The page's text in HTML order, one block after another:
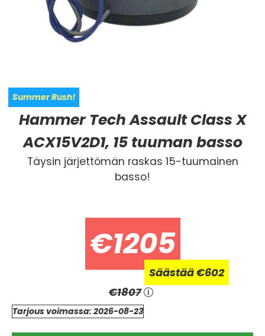
Summer Rush!
Hammer Tech Assault Class X
ACX15V2D1, 15 tuuman basso
Täysin järjettömän raskas 15-tuumainen
basso!
€1205
Säästää€602
€1807
Tarjous voimassa: 2026-08-23